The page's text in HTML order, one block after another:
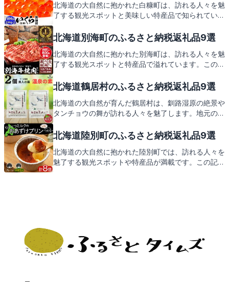
北海道の大自然に抱かれた白糠町は、訪れる人々を魅
了する観光スポットと美味しい特産品で知られていま
さと納税の返礼品についてご紹介します。地元の味覚
北海道別海町のふるさと納税返礼品9選
北海道の大自然に抱かれた別海町は、訪れる人々を魅
了する観光スポットと特産品で溢れています。この記
返礼品についてご紹介します。地元の新鮮な海の幸
品が皆様をお待ちしております。
北海道鶴居村のふるさと納税返礼品9選
北海道の大自然が育んだ鶴居村は、釧路湿原の絶景や
タンチョウの舞が訪れる人々を魅了します。地元の特
は、そんな鶴居村の観光スポットとともに、心温まる
北海道陸別町のふるさと納税返礼品9選
北海道の大自然に抱かれた陸別町では、訪れる人々を
魅了する観光スポットや特産品が満載です。この記事